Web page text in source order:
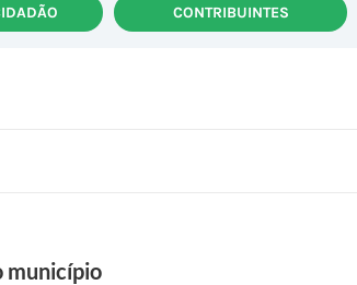
CONTRIBUINTES
município